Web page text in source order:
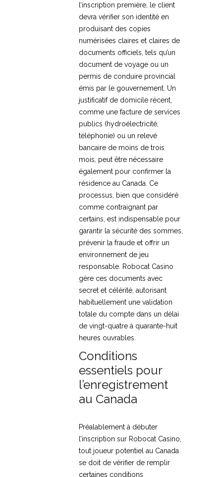
l’inscription première, le client
devra vérifier son identité en
produisant des copies
numérisées claires et claires de
documents officiels, tels qu’un
document de voyage ou un
permis de conduire provincial
émis par le gouvernement. Un
justificatif de domicile récent,
comme une facture de services
publics (hydroélectricité,
téléphonie) ou un relevé
bancaire de moins de trois
mois, peut être nécessaire
également pour confirmer la
résidence au Canada. Ce
processus, bien que considéré
comme contraignant par
certains, est indispensable pour
garantir la sécurité des sommes,
prévenir la fraude et offrir un
environnement de jeu
responsable. Robocat Casino
gère ces documents avec
secret et célérité, autorisant
habituellement une validation
totale du compte dans un délai
de vingt-quatre à quarante-huit
heures ouvrables.
Conditions
essentiels pour
l’enregistrement
au Canada
Préalablement à débuter
l’inscription sur Robocat Casino,
tout joueur potentiel au Canada
se doit de vérifier de remplir
certaines conditions